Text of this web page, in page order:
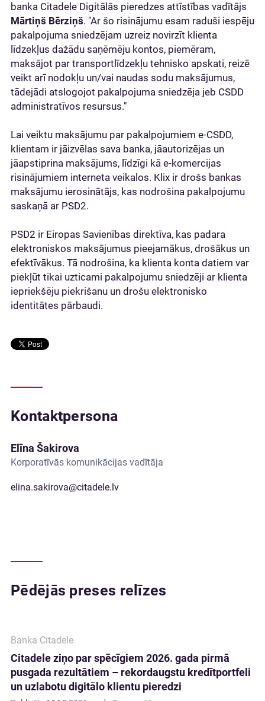
banka Citadele Digitālās pieredzes attīstības vadītājs
Mārtiņš Bērziņš. "Ar šo risinājumu esam raduši iespēju
pakalpojuma sniedzējam uzreiz novirzīt klienta
līdzekļus dažādu saņēmēju kontos, piemēram,
maksājot par transportlīdzekļu tehnisko apskati, reizē
veikt arī nodokļu un/vai naudas sodu maksājumus,
tādejādi atslogojot pakalpojuma sniedzēja jeb CSDD
administratīvos resursus."
Lai veiktu maksājumu par pakalpojumiem e-CSDD,
klientam ir jāizvēlas sava banka, jāautorizējas un
jāapstiprina maksājums, līdzīgi kā e-komercijas
risinājumiem interneta veikalos. Klix ir drošs bankas
maksājumu ierosinātājs, kas nodrošina pakalpojumu
saskaņā ar PSD2.
PSD2 ir Eiropas Savienības direktīva, kas padara
elektroniskos maksājumus pieejamākus, drošākus un
efektīvākus. Tā nodrošina, ka klienta konta datiem var
piekļūt tikai uzticami pakalpojumu sniedzēji ar klienta
iepriekšēju piekrišanu un drošu elektronisko
identitātes pārbaudi.
Kontaktpersona
Elīna Šakirova
Korporatīvās komunikācijas vadītāja
elina.sakirova@citadele.lv
Pēdējās preses relīzes
Banka Citadele
Citadele ziņo par spēcīgiem 2026. gada pirmā
pusgada rezultātiem – rekordaugstu kredītportfeli
un uzlabotu digitālo klientu pieredzi